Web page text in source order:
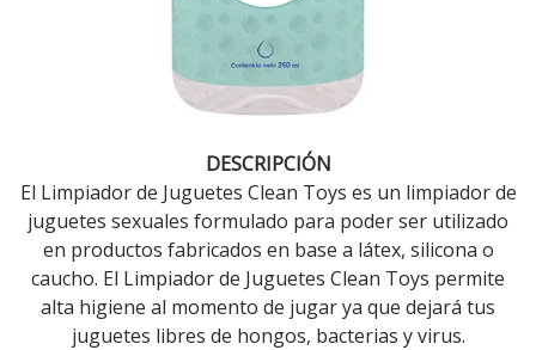
DESCRIPCIÓN
El Limpiador de Juguetes Clean Toys es un limpiador de
juguetes sexuales formulado para poder ser utilizado
en productos fabricados en base a látex, silicona o
caucho. El Limpiador de Juguetes Clean Toys permite
alta higiene al momento de jugar ya que dejará tus
juguetes libres de hongos, bacterias y virus.